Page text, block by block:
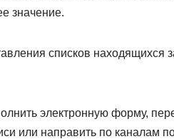
значение.
списков находящихся
электронную форму,
или направить по каналам